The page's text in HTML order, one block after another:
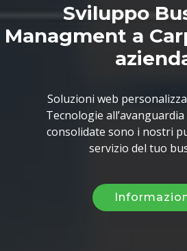
Sviluppo
Managment a
Soluzioni web
Tecnologie
consolidate sono i nostri
servizio del tuo